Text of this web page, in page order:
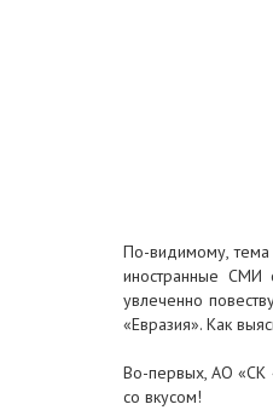
По-видимому, тема
иностранные СМИ
увлеченно
«Евразия». Как
Во-первых, АО «СК
со вкусом!